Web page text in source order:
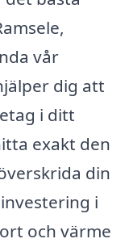
vår
dig att
i ditt
exakt den
din
i
och värme